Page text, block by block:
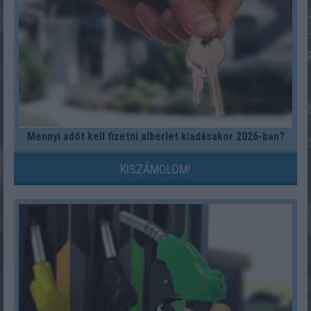
Mennyi adót kell fizetni albérlet kiadásakor 2026-ban?
KISZÁMOLOM!